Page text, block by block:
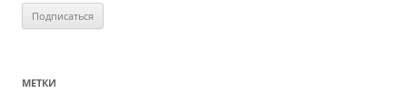
МЕТКИ